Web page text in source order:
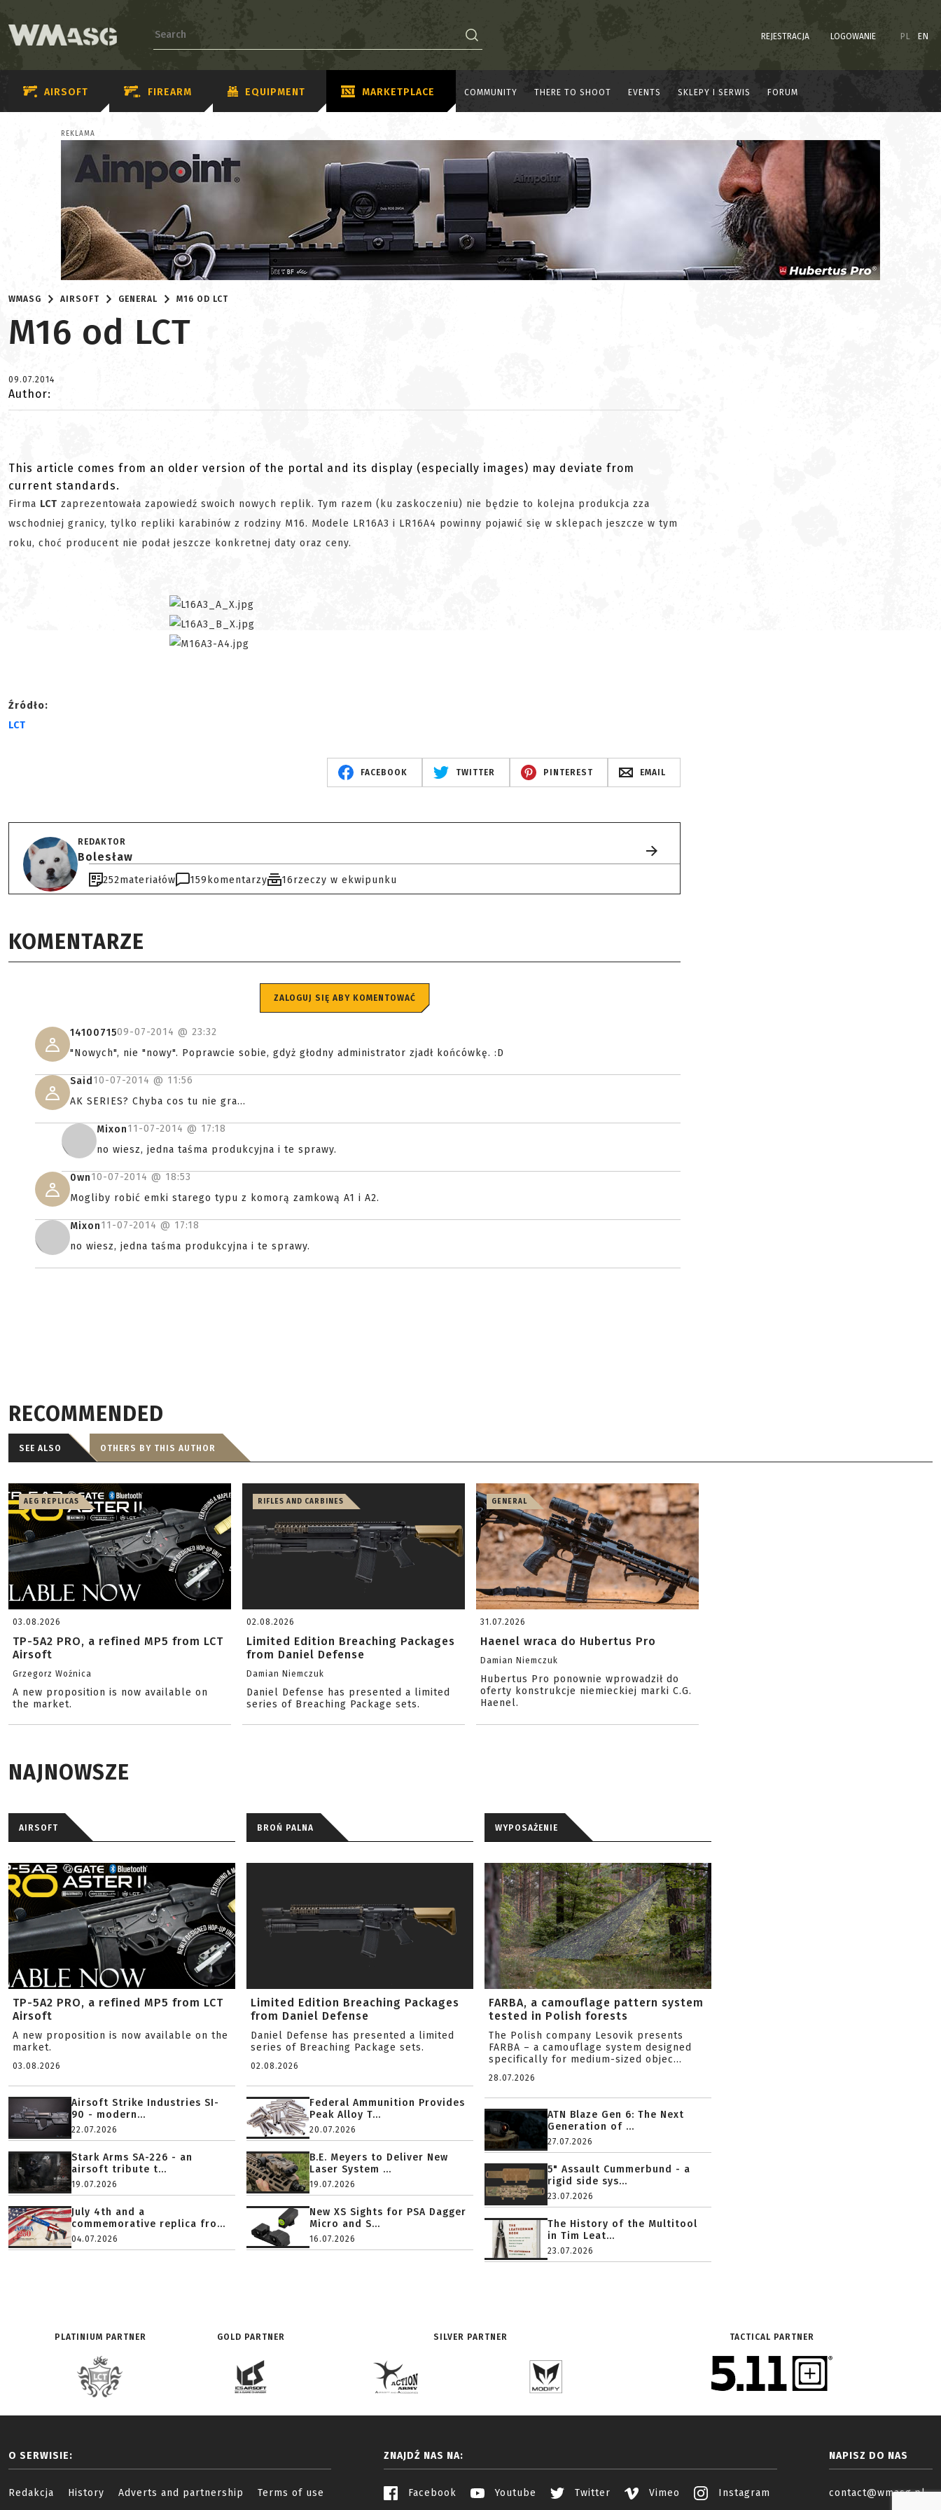
REJESTRACJA LOGOWANIE PL EN
AIRSOFT FIREARM EQUIPMENT MARKETPLACE COMMUNITY THERE TO SHOOT EVENTS SKLEPY I SERWIS FORUM
REKLAMA
WMASG AIRSOFT GENERAL M16 OD LCT
M16 od LCT
09.07.2014
Author:
This article comes from an older version of the portal and its display (especially images) may deviate from
current standards.
Firma LCT zaprezentowała zapowiedź swoich nowych replik. Tym razem (ku zaskoczeniu) nie będzie to kolejna produkcja zza
wschodniej granicy, tylko repliki karabinów z rodziny M16. Modele LR16A3 i LR16A4 powinny pojawić się w sklepach jeszcze w tym
roku, choć producent nie podał jeszcze konkretnej daty oraz ceny.
Źródło:
LCT
FACEBOOK TWITTER PINTEREST EMAIL
REDAKTOR
Bolesław
252materiałów 159 komentarzy 16rzeczy w ekwipunku
KOMENTARZE
ZALOGUJ SIĘ ABY KOMENTOWAĆ
1410071509-07-2014 @ 23:32
"Nowych", nie "nowy". Poprawcie sobie, gdyż głodny administrator zjadł końcówkę. :D
Said 10-07-2014 @ 11:56
AK SERIES? Chyba cos tu nie gra...
Mixon11-07-2014 @ 17:18
no wiesz, jedna taśma produkcyjna i te sprawy.
0wn10-07-2014 @ 18:53
Mogliby robić emki starego typu z komorą zamkową A1 i A2.
Mixon11-07-2014 @ 17:18
no wiesz, jedna taśma produkcyjna i te sprawy.
RECOMMENDED
SEE ALSO OTHERS BY THIS AUTHOR
AEG REPLICAS
03.08.2026
TP-5A2 PRO, a refined MP5 from LCT
Airsoft
Grzegorz Woźnica
A new proposition is now available on
the market.
RIFLES AND CARBINES
02.08.2026
Limited Edition Breaching Packages
from Daniel Defense
Damian Niemczuk
Daniel Defense has presented a limited
series of Breaching Package sets.
GENERAL
31.07.2026
Haenel wraca do Hubertus Pro
Damian Niemczuk
Hubertus Pro ponownie wprowadził do
oferty konstrukcje niemieckiej marki C.G.
Haenel.
NAJNOWSZE
AIRSOFT
TP-5A2 PRO, a refined MP5 from LCT
Airsoft
A new proposition is now available on the
market.
03.08.2026
Airsoft Strike Industries SI-
90 - modern...
22.07.2026
Stark Arms SA-226 - an
airsoft tribute t...
19.07.2026
July 4th and a
commemorative replica fro...
04.07.2026
BROŃ PALNA
Limited Edition Breaching Packages
from Daniel Defense
Daniel Defense has presented a limited
series of Breaching Package sets.
02.08.2026
Federal Ammunition Provides
Peak Alloy T...
20.07.2026
B.E. Meyers to Deliver New
Laser System ...
19.07.2026
New XS Sights for PSA Dagger
Micro and S...
16.07.2026
WYPOSAŻENIE
FARBA, a camouflage pattern system
tested in Polish forests
The Polish company Lesovik presents
FARBA – a camouflage system designed
specifically for medium-sized objec...
28.07.2026
ATN Blaze Gen 6: The Next
Generation of ...
27.07.2026
5" Assault Cummerbund - a
rigid side sys...
23.07.2026
The History of the Multitool
in Tim Leat...
23.07.2026
PLATINIUM PARTNER GOLD PARTNER SILVER PARTNER TACTICAL PARTNER
O SERWISIE:
Redakcja History Adverts and partnership Terms of use
ZNAJDŹ NAS NA:
Facebook Youtube Twitter Vimeo Instagram
NAPISZ DO NAS
contact@wmasg.pl